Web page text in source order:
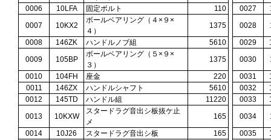
0006
10LFA 固定ボルト 110 0027
0007
10KX2
ボールベアリング（４×９×
４）
1375 0028
0008
146ZK ハンドルノブ組 5610 0029
0009
105BP
ボールベアリング（５×９×
３）
1375 0030
0010
104FH 座金 220 0031
0011
146ZX ハンドルシャフト 5610 0032
0012
145TD ハンドル組 11220 0033
0013
10KXW
スタードラグ音出シ板抜ケ止
メ
165 0034
0014
10J26 スタードラグ音出シ板 165 0035